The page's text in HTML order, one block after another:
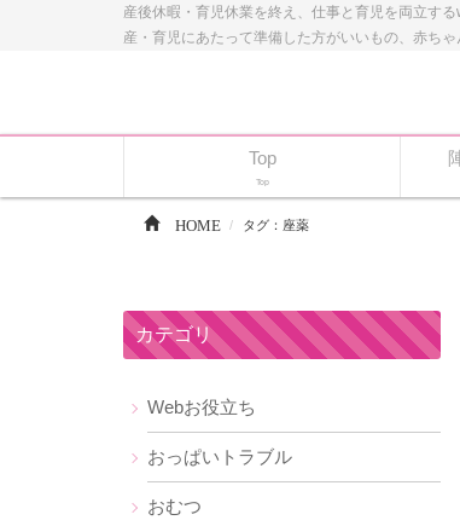
産後休暇・育児休業を終え、仕事と育児を両立す
産・育児にあたって準備した方がいいもの、赤ち
Top
Top
HOME タグ：座薬
カテゴリ
Webお役立ち
おっぱいトラブル
おむつ